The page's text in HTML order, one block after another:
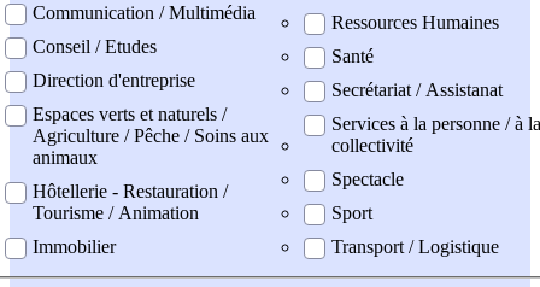
Communication / Multimédia
Conseil / Etudes
Direction d'entreprise
Espaces verts et naturels /
Agriculture / Pêche / Soins aux
animaux
Hôtellerie - Restauration /
Tourisme / Animation
Immobilier
Ressources Humaines
Santé
Secrétariat / Assistanat
Services à la personne / à la
collectivité
Spectacle
Sport
Transport / Logistique